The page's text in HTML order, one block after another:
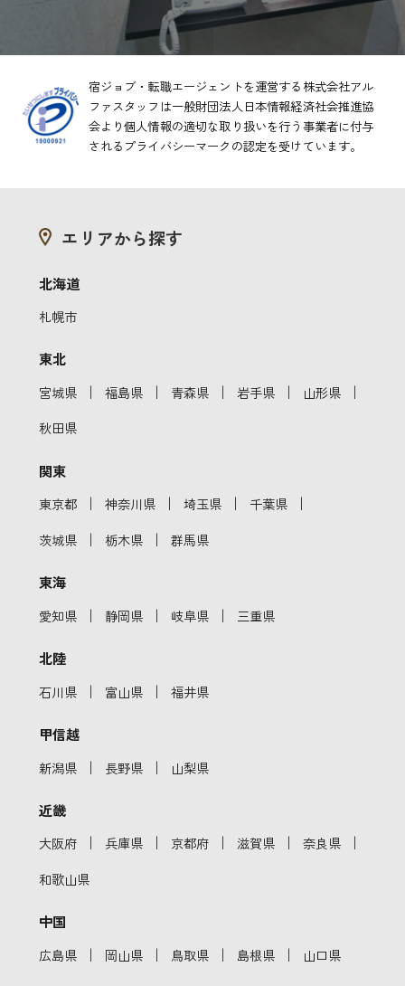
宿ジョブ・転職エージェントを運営する株式会社アル
ファスタッフは一般財団法人日本情報経済社会推進協
会より個人情報の適切な取り扱いを行う事業者に付与
されるプライバシーマークの認定を受けています。
エリアから探す
北海道
札幌市
東北
宮城県 ｜ 福島県 ｜ 青森県 ｜ 岩手県 ｜ 山形県 ｜
秋田県
関東
東京都 ｜ 神奈川県 ｜ 埼玉県 ｜ 千葉県 ｜
茨城県 ｜ 栃木県 ｜ 群馬県
東海
愛知県 ｜ 静岡県 ｜ 岐阜県 ｜ 三重県
北陸
石川県 ｜ 富山県 ｜ 福井県
甲信越
新潟県 ｜ 長野県 ｜ 山梨県
近畿
大阪府 ｜ 兵庫県 ｜ 京都府 ｜ 滋賀県 ｜ 奈良県 ｜
和歌山県
中国
広島県 ｜ 岡山県 ｜ 鳥取県 ｜ 島根県 ｜ 山口県